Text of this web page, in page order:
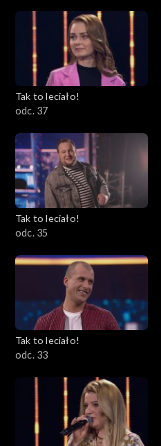
Tak to leciało!
odc. 37
Tak to leciało!
odc. 35
Tak to leciało!
odc. 33